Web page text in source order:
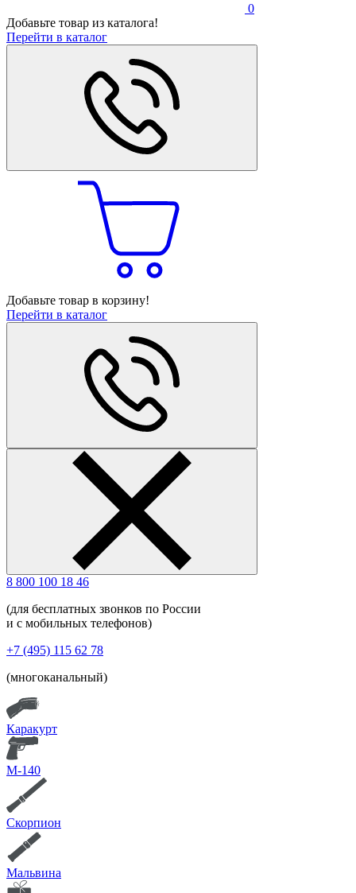
0
Добавьте товар из каталога!
Перейти в каталог
Добавьте товар в корзину!
Перейти в каталог
8 800 100 18 46
(для бесплатных звонков по России
и с мобильных телефонов)
+7 (495) 115 62 78
(многоканальный)
Каракурт
М-140
Скорпион
Мальвина